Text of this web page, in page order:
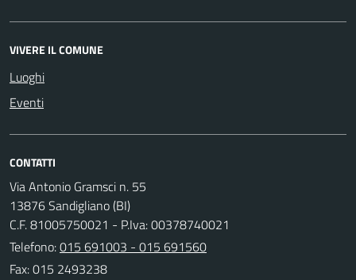
VIVERE IL COMUNE
Luoghi
Eventi
CONTATTI
Via Antonio Gramsci n. 55
13876 Sandigliano (BI)
C.F. 81005750021 - P.Iva: 00378740021
Telefono:015 691003 - 015 691560
Fax: 015 2493238